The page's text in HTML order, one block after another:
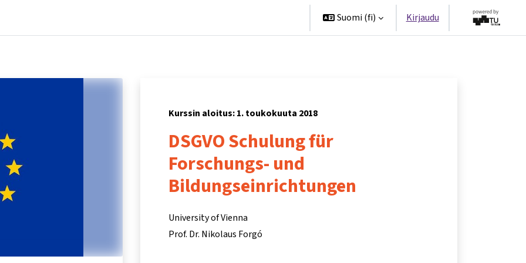
Suomi ‎(fi)‎ Kirjaudu
Kurssin aloitus: 1. toukokuuta 2018
DSGVO Schulung für
Forschungs- und
Bildungseinrichtungen
University of Vienna
Prof. Dr. Nikolaus Forgó